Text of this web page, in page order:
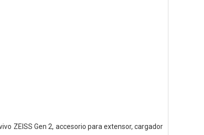
ZEISS Gen 2, accesorio para extensor, cargador